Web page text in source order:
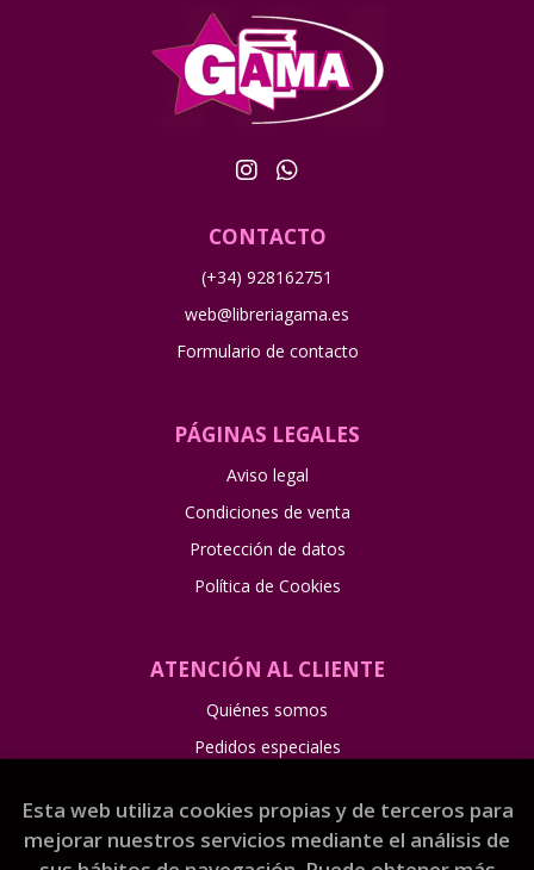
CONTACTO
(+34) 928162751
web@libreriagama.es
Formulario de contacto
PÁGINAS LEGALES
Aviso legal
Condiciones de venta
Protección de datos
Política de Cookies
ATENCIÓN AL CLIENTE
Quiénes somos
Pedidos especiales
Esta web utiliza cookies propias y de terceros para
mejorar nuestros servicios mediante el análisis de